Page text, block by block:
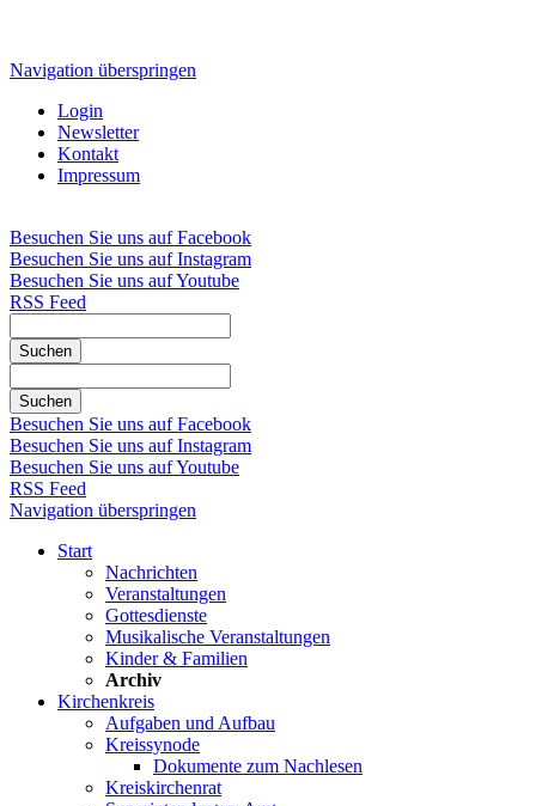
Navigation überspringen
Login
Newsletter
Kontakt
Impressum
Besuchen Sie uns auf Facebook
Besuchen Sie uns auf Instagram
Besuchen Sie uns auf Youtube
RSS Feed
Suchen
Suchen
Besuchen Sie uns auf Facebook
Besuchen Sie uns auf Instagram
Besuchen Sie uns auf Youtube
RSS Feed
Navigation überspringen
Start
Nachrichten
Veranstaltungen
Gottesdienste
Musikalische Veranstaltungen
Kinder & Familien
Archiv
Kirchenkreis
Aufgaben und Aufbau
Kreissynode
Dokumente zum Nachlesen
Kreiskirchenrat